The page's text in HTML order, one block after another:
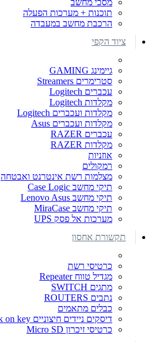
מסכי מחשב
תוכנות + מערכות הפעלה
הרכבת מחשב במעבדה
ציוד הקפי
גיימינג GAMING
סטרימרים Streamers
עכברים Logitech
מקלדות Logitech
מקלדות ועכברים Logitech
מקלדות ועכברים Asus
עכברים RAZER
מקלדות RAZER
אוזניות
רמקולים
מצלמות רשת אינטרנט ואבטחה
תיקי מחשב Case Logic
תיקי מחשב Lenovo Asus
תיקי מחשב MiraCase
מערכות אל פסק UPS
תקשורת אחסון
כרטיסי רשת
מגדיל טווח Repeater
מתגים SWITCH
נתבים ROUTERS
כבלים מתאמים
דיסקים ניידים חיצוניים Disk on key
כרטיסי זיכרון Micro SD